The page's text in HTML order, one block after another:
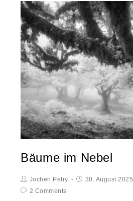
Bäume im Nebel
Jochen Petry 30. August 2025
2 Comments